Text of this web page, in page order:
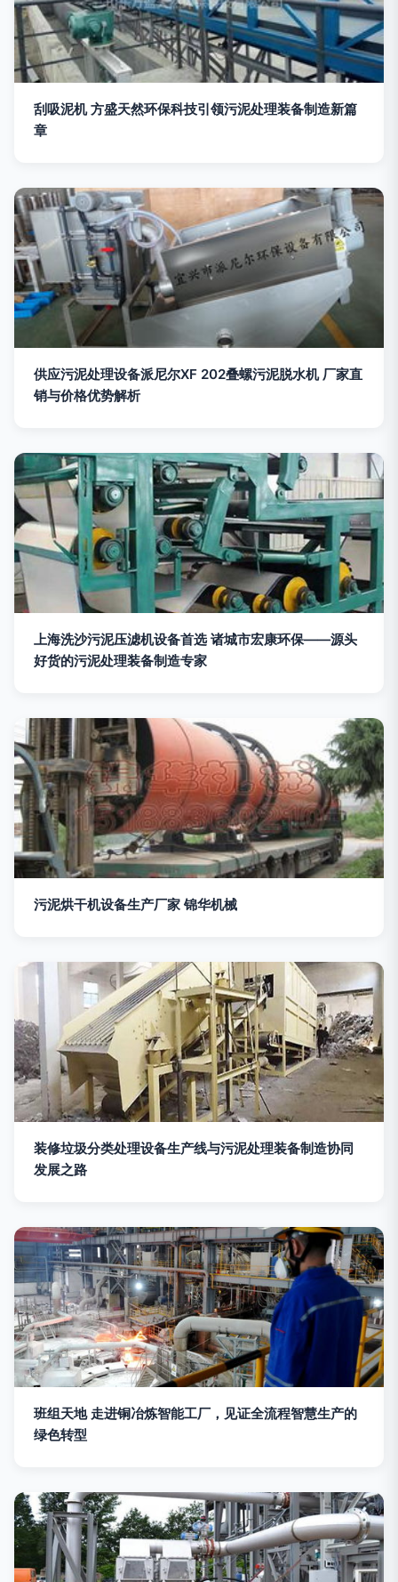
刮吸泥机 方盛天然环保科技引领污泥处理装备制造新篇
章
供应污泥处理设备派尼尔XF 202叠螺污泥脱水机 厂家直
销与价格优势解析
上海洗沙污泥压滤机设备首选 诸城市宏康环保——源头
好货的污泥处理装备制造专家
污泥烘干机设备生产厂家 锦华机械
装修垃圾分类处理设备生产线与污泥处理装备制造协同
发展之路
班组天地 走进铜冶炼智能工厂，见证全流程智慧生产的
绿色转型